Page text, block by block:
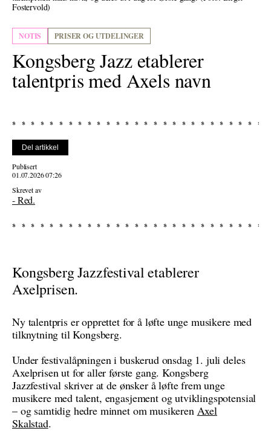
Fostervold)
NOTIS PRISER OG UTDELINGER
Kongsberg Jazz etablerer
talentpris med Axels navn
Del artikkel
Publisert
01.07.2026 07:26
Skrevet av
- Red.
Kongsberg Jazzfestival etablerer
Axelprisen.
Ny talentpris er opprettet for å løfte unge musikere med
tilknytning til Kongsberg.
Under festivalåpningen i buskerud onsdag 1. juli deles
Axelprisen ut for aller første gang. Kongsberg
Jazzfestival skriver at de ønsker å løfte frem unge
musikere med talent, engasjement og utviklingspotensial
– og samtidig hedre minnet om musikeren Axel
Skalstad.